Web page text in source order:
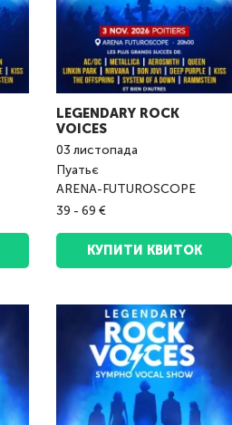
LEGENDARY ROCK
VOICES
03 листопада
Пуатьє
ARENA-FUTUROSCOPE
39 - 69 €
КУПИТИ КВИТОК